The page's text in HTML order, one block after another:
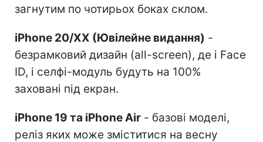
загнутим по чотирьох боках склом.
iPhone 20/XX (Ювілейне видання) -
безрамковий дизайн (all-screen), де і Face
ID, і селфі-модуль будуть на 100%
заховані під екран.
iPhone 19 та iPhone Air - базові моделі,
реліз яких може зміститися на весну